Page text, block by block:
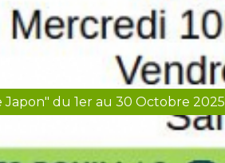
Japon" du 1er au 30 Octobre 2025